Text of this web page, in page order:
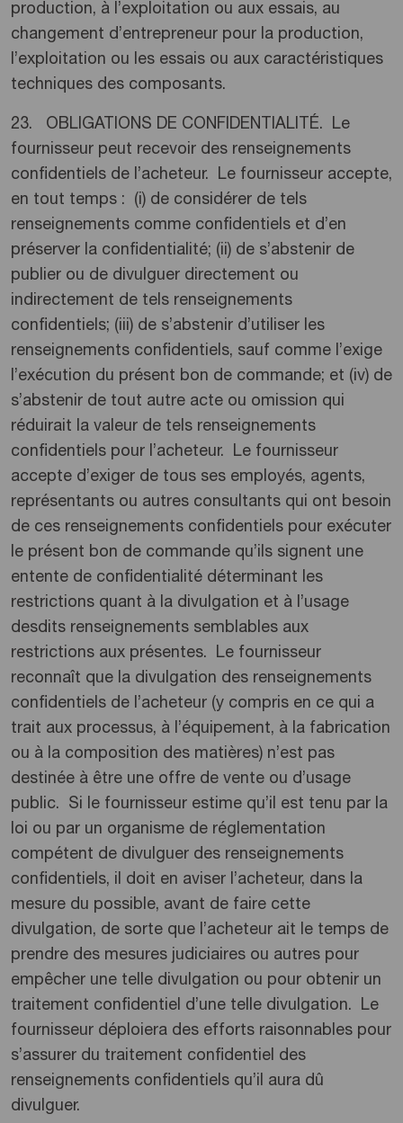
production, à l’exploitation ou aux essais, au
changement d’entrepreneur pour la production,
l’exploitation ou les essais ou aux caractéristiques
techniques des composants.
23. OBLIGATIONS DE CONFIDENTIALITÉ. Le
fournisseur peut recevoir des renseignements
confidentiels de l’acheteur. Le fournisseur accepte,
en tout temps : (i) de considérer de tels
renseignements comme confidentiels et d’en
préserver la confidentialité; (ii) de s’abstenir de
publier ou de divulguer directement ou
indirectement de tels renseignements
confidentiels; (iii) de s’abstenir d’utiliser les
renseignements confidentiels, sauf comme l’exige
l’exécution du présent bon de commande; et (iv) de
s’abstenir de tout autre acte ou omission qui
réduirait la valeur de tels renseignements
confidentiels pour l’acheteur. Le fournisseur
accepte d’exiger de tous ses employés, agents,
représentants ou autres consultants qui ont besoin
de ces renseignements confidentiels pour exécuter
le présent bon de commande qu’ils signent une
entente de confidentialité déterminant les
restrictions quant à la divulgation et à l’usage
desdits renseignements semblables aux
restrictions aux présentes. Le fournisseur
reconnaît que la divulgation des renseignements
confidentiels de l’acheteur (y compris en ce qui a
trait aux processus, à l’équipement, à la fabrication
ou à la composition des matières) n’est pas
destinée à être une offre de vente ou d’usage
public. Si le fournisseur estime qu’il est tenu par la
loi ou par un organisme de réglementation
compétent de divulguer des renseignements
confidentiels, il doit en aviser l’acheteur, dans la
mesure du possible, avant de faire cette
divulgation, de sorte que l’acheteur ait le temps de
prendre des mesures judiciaires ou autres pour
empêcher une telle divulgation ou pour obtenir un
traitement confidentiel d’une telle divulgation. Le
fournisseur déploiera des efforts raisonnables pour
s’assurer du traitement confidentiel des
renseignements confidentiels qu’il aura dû
divulguer.